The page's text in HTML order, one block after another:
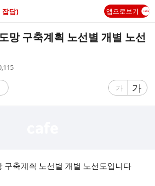
잡담) 앱으로보기
망 구축계획 노선별 개별 노선
글
게
가
글
자
게
가
구축계획 노선별 개별 노선도입니다